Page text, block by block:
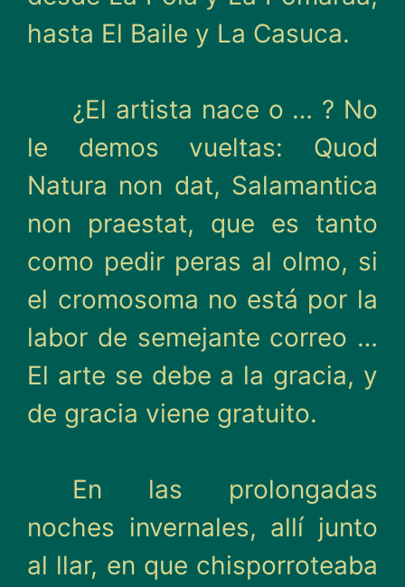
hasta El Baile y La Casuca.
¿El artista nace o … ? No
le demos vueltas: Quod
Natura non dat, Salamantica
non praestat, que es tanto
como pedir peras al olmo, si
el cro­mosoma no está por la
labor de semejante correo …
El arte se debe a la gracia, y
de gra­cia viene gratuito.
En las prolongadas
noches invernales, allí junto
al llar, en que chisporroteaba